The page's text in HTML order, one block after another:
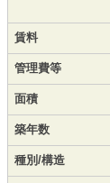
賃料
管理費等
面積
築年数
種別/構造